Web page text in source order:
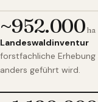
~952.000ha
Landeswaldinventur
forstfachliche
anders geführt wird.